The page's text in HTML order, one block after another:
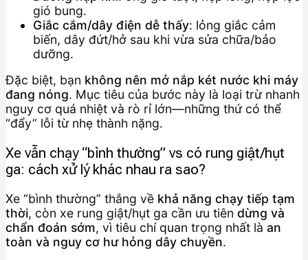
gió bung.
Giắc cắm/dây điện dễ thấy: lỏng giắc cảm
biến, dây đứt/hở sau khi vừa sửa chữa/bảo
dưỡng.
Đặc biệt, bạn không nên mở nắp két nước khi máy
đang nóng. Mục tiêu của bước này là loại trừ nhanh
nguy cơ quá nhiệt và rò rỉ lớn—những thứ có thể
“đẩy” lỗi từ nhẹ thành nặng.
Xe vẫn chạy “bình thường” vs có rung giật/hụt
ga: cách xử lý khác nhau ra sao?
Xe “bình thường” thắng về khả năng chạy tiếp tạm
thời, còn xe rung giật/hụt ga cần ưu tiên dừng và
chẩn đoán sớm, vì tiêu chí quan trọng nhất là an
toàn và nguy cơ hư hỏng dây chuyền.